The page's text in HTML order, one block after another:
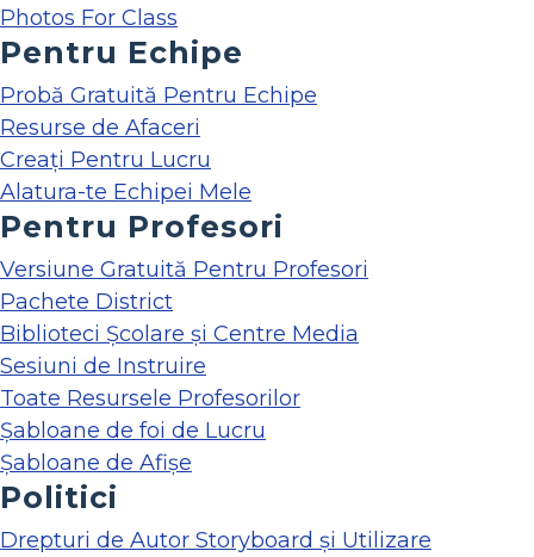
Photos For Class
Pentru Echipe
Probă Gratuită Pentru Echipe
Resurse de Afaceri
Creați Pentru Lucru
Alatura-te Echipei Mele
Pentru Profesori
Versiune Gratuită Pentru Profesori
Pachete District
Biblioteci Școlare și Centre Media
Sesiuni de Instruire
Toate Resursele Profesorilor
Șabloane de foi de Lucru
Șabloane de Afișe
Politici
Drepturi de Autor Storyboard și Utilizare